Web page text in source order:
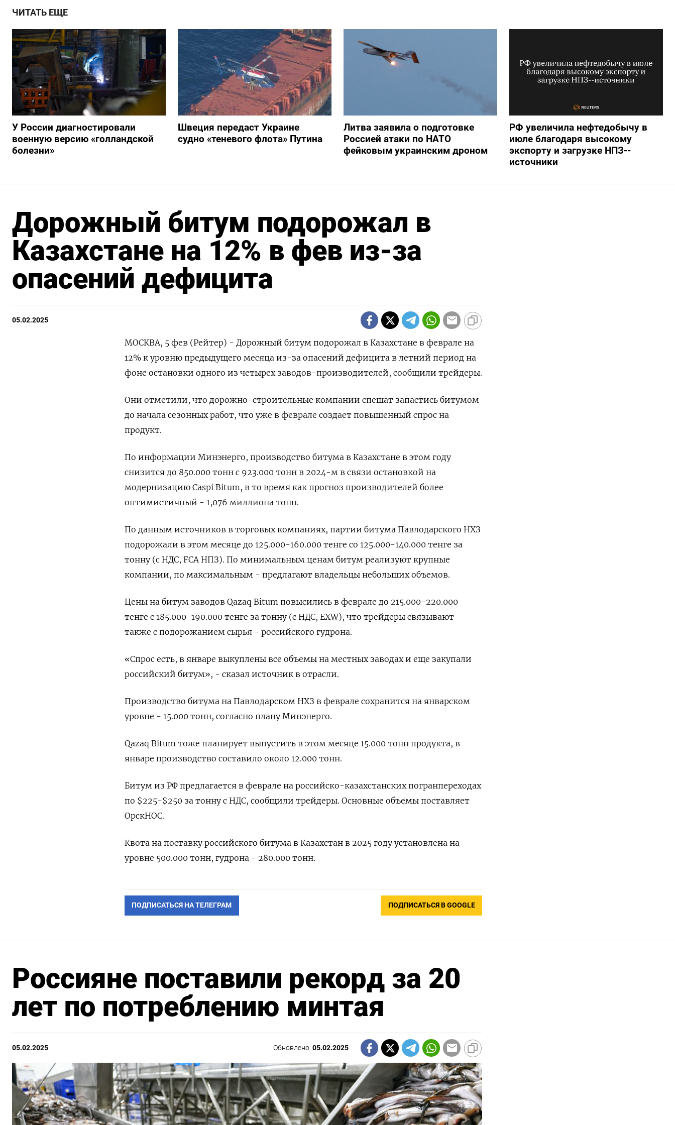
ЧИТАТЬ ЕЩЕ
У России диагностировали
военную версию «голландской
болезни»
Швеция передаст Украине
судно «теневого флота» Путина
Литва заявила о подготовке
Россией атаки по НАТО
фейковым украинским дроном
РФ увеличила нефтедобычу в
июле благодаря высокому
экспорту и загрузке НПЗ--
источники
Дорожный битум подорожал в
Казахстане на 12% в фев из-за
опасений дефицита
05.02.2025
МОСКВА, 5 фев (Рейтер) - Дорожный битум подорожал в Казахстане в феврале на
12% к уровню предыдущего месяца из-за опасений дефицита в летний период на
фоне остановки одного из четырех заводов-производителей, сообщили трейдеры.
Они отметили, что дорожно-строительные компании спешат запастись битумом
до начала сезонных работ, что уже в феврале создает повышенный спрос на
продукт.
По информации Минэнерго, производство битума в Казахстане в этом году
снизится до 850.000 тонн с 923.000 тонн в 2024-м в связи остановкой на
модернизацию Caspi Bitum, в то время как прогноз производителей более
оптимистичный - 1,076 миллиона тонн.
По данным источников в торговых компаниях, партии битума Павлодарского НХЗ
подорожали в этом месяце до 125.000-160.000 тенге со 125.000-140.000 тенге за
тонну (с НДС, FCA НПЗ). По минимальным ценам битум реализуют крупные
компании, по максимальным - предлагают владельцы небольших объемов.
Цены на битум заводов Qazaq Bitum повысились в феврале до 215.000-220.000
тенге с 185.000-190.000 тенге за тонну (с НДС, EXW), что трейдеры связывают
также с подорожанием сырья - российского гудрона.
«Спрос есть, в январе выкуплены все объемы на местных заводах и еще закупали
российский битум», - сказал источник в отрасли.
Производство битума на Павлодарском НХЗ в феврале сохранится на январском
уровне - 15.000 тонн, согласно плану Минэнерго.
Qazaq Bitum тоже планирует выпустить в этом месяце 15.000 тонн продукта, в
январе производство составило около 12.000 тонн.
Битум из РФ предлагается в феврале на российско-казахстанских погранпереходах
по $225-$250 за тонну с НДС, сообщили трейдеры. Основные объемы поставляет
ОрскНОС.
Квота на поставку российского битума в Казахстан в 2025 году установлена на
уровне 500.000 тонн, гудрона - 280.000 тонн.
ПОДПИСАТЬСЯ НА ТЕЛЕГРАМ ПОДПИСАТЬСЯ В GOOGLE
Россияне поставили рекорд за 20
лет по потреблению минтая
05.02.2025 Обновлено:05.02.2025